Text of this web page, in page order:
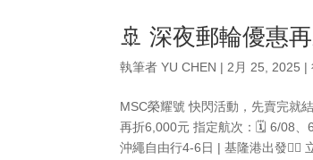
🚢 深夜郵輪優惠再
執筆者YU CHEN |2月 25, 2025 |
MSC榮耀號 快閃活動，先賣完就
再折6,000元 指定航次：🗓️ 6/08、
沖繩自由行4-6日 | 基隆港出發👉🏻